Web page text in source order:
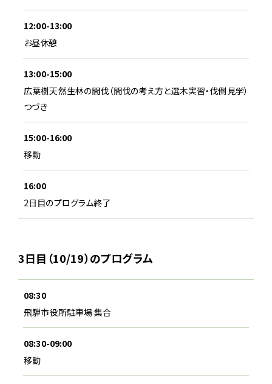
12:00-13:00
お昼休憩
13:00-15:00
広葉樹天然生林の間伐（間伐の考え方と選木実習・伐倒見学）
つづき
15:00-16:00
移動
16:00
2日目のプログラム終了
3日目（10/19）のプログラム
08:30
飛騨市役所駐車場 集合
08:30-09:00
移動